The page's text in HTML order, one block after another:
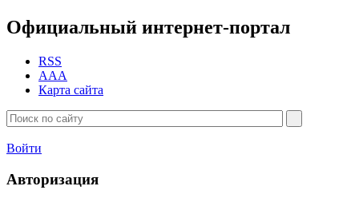
Официальный интернет-портал
RSS
AAA
Карта сайта
Войти
Авторизация